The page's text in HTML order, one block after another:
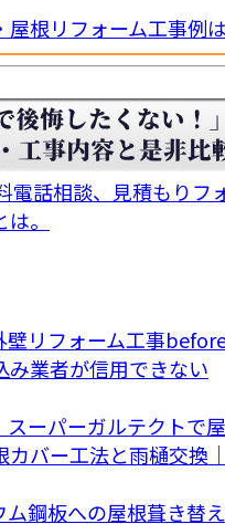
根リフォーム工事例
。
業者が信用できない
バー工法と雨樋交換